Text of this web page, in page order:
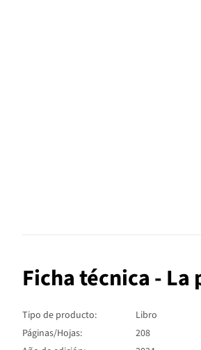
Ficha técnica - La
Tipo de producto:
Libro
Páginas/Hojas:
208